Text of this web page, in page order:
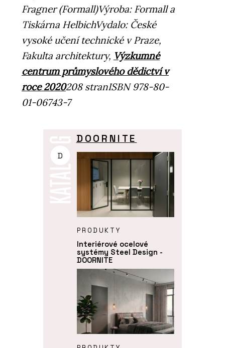
Fragner (Formall)Výroba: Formall a
Tiskárna HelbichVydalo: České
vysoké učení technické v Praze,
Fakulta architektury, Výzkumné
centrum průmyslového dědictví v
roce 2020208 stranISBN 978-80-
01-06743-7
D
DOORNITE
PRODUKTY
Interiérové ocelové
systémy Steel Design -
DOORNITE